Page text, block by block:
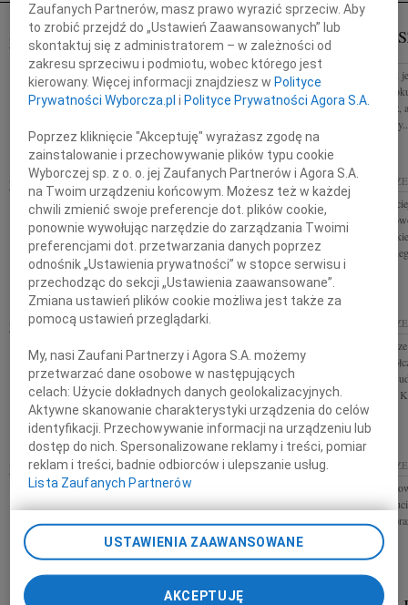
17.11.2023 SZCZECIN
Drogiemu Przyjacielowi Stefanowi
Mazurkiewiczowi wyrazy głębokiego współczucia z
powodu śmierci Ojca składają Wspólnicy i
Współpracownicy z Kancelarii MCM
SZCZECIN
Dom bez książek
listopada 2023
historyk,
miłośnik
GRZEGORZ JANKOWSKI
03.11.2023 SZCZECIN
Z wielkim smutkiem i żalem przyjąłem wiadomość o
śmierci Grzegorza Jankowskiego zasłużonego
prawnika, sędziego Naczelnego Sądu
Administracyjnego i Prezesa WSA w Szczecinie....
03.11.2023
Profesorowi
współczucia z
członkowie
GRZEGORZ JANKOWSKI
Z głębokim żalem przyjęliśmy wiadomość o śmierci
Grzegorza Jankowskiego Sędziego Naczelnego Sądu
Administracyjnego wieloletniego Prezesa
Wojewódzkiego Sądu...
Drogiemu
głębokiego
składają Borys
Parlamentarnego
31.10.2023SZCZECIN
Koledze Arturowi Łąckiemu oraz Jego Rodzinie i
Bliskim wyrazy głębokiego współczucia, wsparcia i
otuchy w tych trudnych chwilach z powodu śmierci
Mamy Przyjaciele z...
30.10.2023
Leszkowi
wyrazy
składają Prezes
Zaufanych Partnerów, masz prawo wyrazić sprzeciw. Aby
to zrobić przejdź do „Ustawień Zaawansowanych” lub
skontaktuj się z administratorem – w zależności od
zakresu sprzeciwu i podmiotu, wobec którego jest
kierowany. Więcej informacji znajdziesz w Polityce
Prywatności Wyborcza.pl i Polityce Prywatności Agora S.A.
Poprzez kliknięcie "Akceptuję" wyrażasz zgodę na
zainstalowanie i przechowywanie plików typu cookie
Wyborczej sp. z o. o. jej Zaufanych Partnerów i Agora S.A.
na Twoim urządzeniu końcowym. Możesz też w każdej
chwili zmienić swoje preferencje dot. plików cookie,
ponownie wywołując narzędzie do zarządzania Twoimi
preferencjami dot. przetwarzania danych poprzez
odnośnik „Ustawienia prywatności” w stopce serwisu i
przechodząc do sekcji „Ustawienia zaawansowane”.
Zmiana ustawień plików cookie możliwa jest także za
pomocą ustawień przeglądarki.
My, nasi Zaufani Partnerzy i Agora S.A. możemy
przetwarzać dane osobowe w następujących
celach:Użycie dokładnych danych geolokalizacyjnych.
Aktywne skanowanie charakterystyki urządzenia do celów
identyfikacji. Przechowywanie informacji na urządzeniu lub
dostęp do nich. Spersonalizowane reklamy i treści, pomiar
reklam i treści, badnie odbiorców i ulepszanie usług.
Lista Zaufanych Partnerów
USTAWIENIA ZAAWANSOWANE
AKCEPTUJĘ